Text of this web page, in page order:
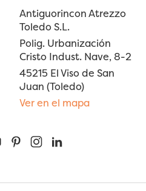
Antiguorincon Atrezzo
Toledo S.L.
Polig. Urbanización
Cristo Indust. Nave, 8-2
45215 El Viso de San
Juan (Toledo)
Ver en el mapa
YouTubePinterestInstagram